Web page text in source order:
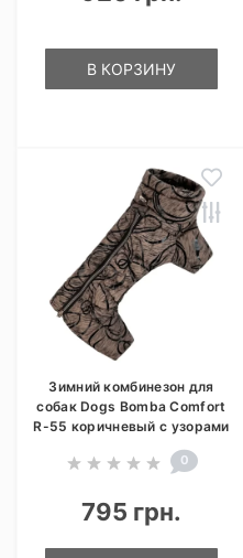
В КОРЗИНУ
Зимний комбинезон для
собак Dogs Bomba Comfort
R-55 коричневый с узорами
0
795 грн.